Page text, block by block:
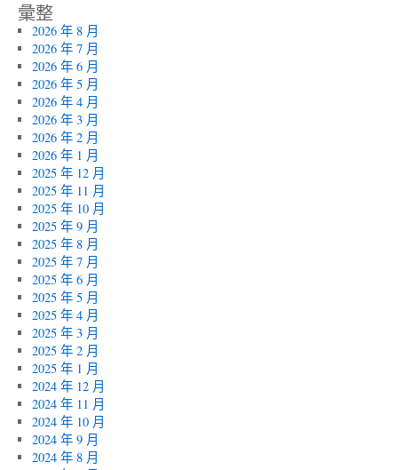
彙整
2026 年 8 月
2026 年 7 月
2026 年 6 月
2026 年 5 月
2026 年 4 月
2026 年 3 月
2026 年 2 月
2026 年 1 月
2025 年 12 月
2025 年 11 月
2025 年 10 月
2025 年 9 月
2025 年 8 月
2025 年 7 月
2025 年 6 月
2025 年 5 月
2025 年 4 月
2025 年 3 月
2025 年 2 月
2025 年 1 月
2024 年 12 月
2024 年 11 月
2024 年 10 月
2024 年 9 月
2024 年 8 月